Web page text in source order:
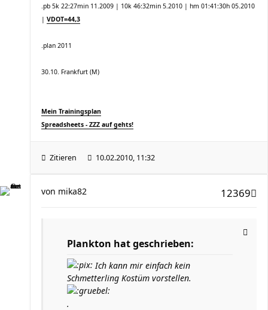
.pb 5k 22:27min 11.2009 | 10k 46:32min 5.2010 | hm 01:41:30h 05.2010
| VDOT=44,3
.plan 2011
30.10. Frankfurt (M)
Mein Trainingsplan
Spreadsheets - ZZZ auf gehts!
Zitieren 10.02.2010, 11:32
12369
von mika82
Plankton hat geschrieben:
Ich kann mir einfach kein
Schmetterling Kostüm vorstellen.
.